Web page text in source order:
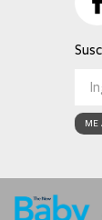
ME